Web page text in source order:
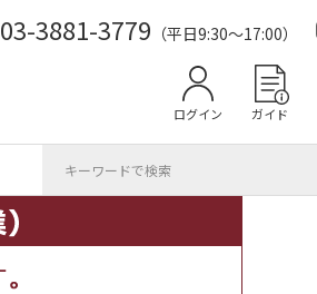
03-3881-3779 （平日9:30～17:00）
ログイン ガイド